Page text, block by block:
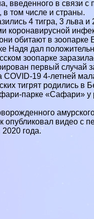
введенного в связи
в том числе и страны.
4 тигра, 3 льва
коронавирусной
обитают в
Надя дал
зоопарке
первый случай
19 4-летней
тигрят родились в
парке «Сафари» у
опубликовал видео с
года.